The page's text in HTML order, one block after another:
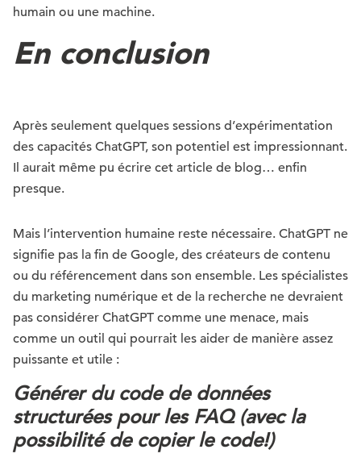
humain ou une machine.
En conclusion
Après seulement quelques sessions d’expérimentation
des capacités ChatGPT, son potentiel est impressionnant.
Il aurait même pu écrire cet article de blog… enfin
presque.
Mais l’intervention humaine reste nécessaire. ChatGPT ne
signifie pas la fin de Google, des créateurs de contenu
ou du référencement dans son ensemble. Les spécialistes
du marketing numérique et de la recherche ne devraient
pas considérer ChatGPT comme une menace, mais
comme un outil qui pourrait les aider de manière assez
puissante et utile :
Générer du code de données
structurées pour les FAQ (avec la
possibilité de copier le code!)